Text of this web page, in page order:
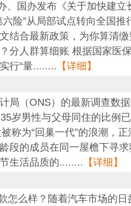
国办发布《关于加快建立
六险”从局部试点转向全国
结合最新政策，为你算清
分人群算细账 根据国家医
行“量........ 【详细】
（ONS）的最新调查数据
岁男性与父母同住的比例
称为“回巢一代”的浪潮，
段的成员在同一屋檐下寻
生活品质的........ 【详细】
么样？随着汽车市场的日